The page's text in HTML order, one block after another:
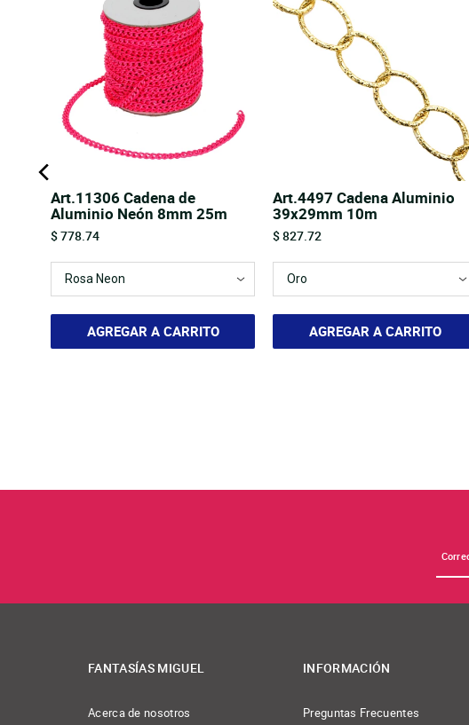
Art.11306 Cadena de
Aluminio Neón 8mm 25m
Price
$ 778.74
AGREGAR A CARRITO
Art.4497 Cadena Aluminio
39x29mm 10m
Price
$ 827.72
AGREGAR A CARRITO
FANTASÍAS MIGUEL
Acerca de nosotros
INFORMACIÓN
Preguntas Frecuentes